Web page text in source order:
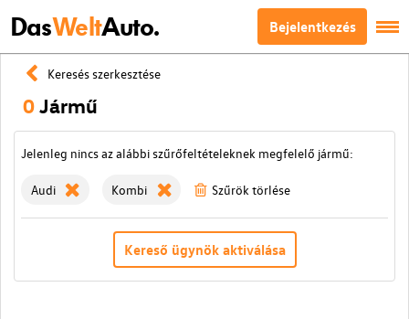
DasWeltAuto. Bejelentkezés
Keresés szerkesztése
0Jármű
Jelenleg nincs az alábbi szűrőfeltételeknek megfelelő jármű:
Audi Kombi Szűrök törlése
Kereső ügynök aktiválása